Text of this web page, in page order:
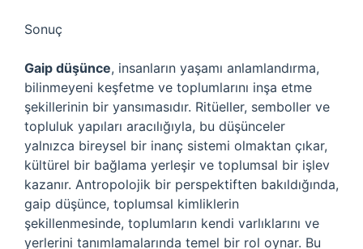
Sonuç
Gaip düşünce, insanların yaşamı anlamlandırma,
bilinmeyeni keşfetme ve toplumlarını inşa etme
şekillerinin bir yansımasıdır. Ritüeller, semboller ve
topluluk yapıları aracılığıyla, bu düşünceler
yalnızca bireysel bir inanç sistemi olmaktan çıkar,
kültürel bir bağlama yerleşir ve toplumsal bir işlev
kazanır. Antropolojik bir perspektiften bakıldığında,
gaip düşünce, toplumsal kimliklerin
şekillenmesinde, toplumların kendi varlıklarını ve
yerlerini tanımlamalarında temel bir rol oynar. Bu